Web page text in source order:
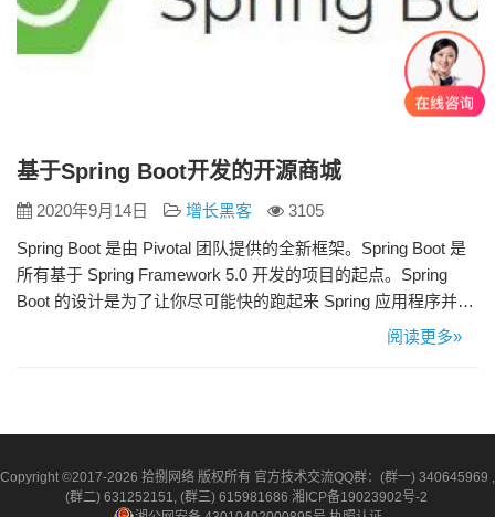
基于Spring Boot开发的开源商城
2020年9月14日 增长黑客
3105
Spring Boot 是由 Pivotal 团队提供的全新框架。Spring Boot 是
所有基于 Spring Framework 5.0 开发的项目的起点。Spring
Boot 的设计是为了让你尽可能快的跑起来 Spring 应用程序并且
尽可能减少你的配置文件。 基于Spring Boot开发的开源商城
阅读更多»
Copyright ©2017-2026 拾捌网络 版权所有 官方技术交流QQ群：(群一) 340645969 ,
(群二) 631252151, (群三) 615981686 湘ICP备19023902号-2